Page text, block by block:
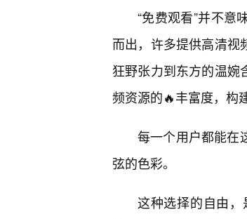
“免费观看”并不意
而出，许多提供高清视
狂野张力到东方的温婉
频资源的🔥丰富度，构
每一个用户都能在
弦的色彩。
这种选择的自由